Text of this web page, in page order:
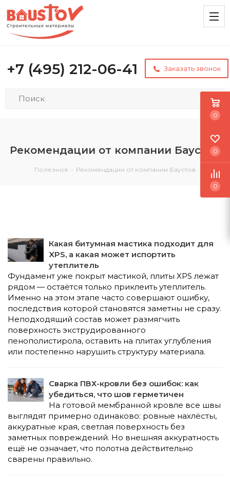
+7 (495) 212-06-41 Заказать звонок
Рекомендации от компании Баустов
Полезное - Рекомендации от компании Баустов
Какая битумная мастика подходит для
XPS, а какая может испортить
утеплитель
Фундамент уже покрыт мастикой, плиты XPS лежат
рядом — остаётся только приклеить утеплитель.
Именно на этом этапе часто совершают ошибку,
последствия которой становятся заметны не сразу.
Неподходящий состав может размягчить
поверхность экструдированного
пенополистирола, оставить на плитах углубления
или постепенно нарушить структуру материала.
Сварка ПВХ-кровли без ошибок: как
убедиться, что шов герметичен
На готовой мембранной кровле все швы
выглядят примерно одинаково: ровные нахлёсты,
аккуратные края, светлая поверхность без
заметных повреждений. Но внешняя аккуратность
ещё не означает, что полотна действительно
сварены правильно.
0
0
0